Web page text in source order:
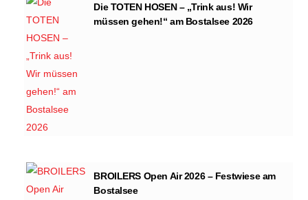
Die TOTEN HOSEN – „Trink aus! Wir
müssen gehen!“ am Bostalsee 2026
BROILERS Open Air 2026 – Festwiese am
Bostalsee